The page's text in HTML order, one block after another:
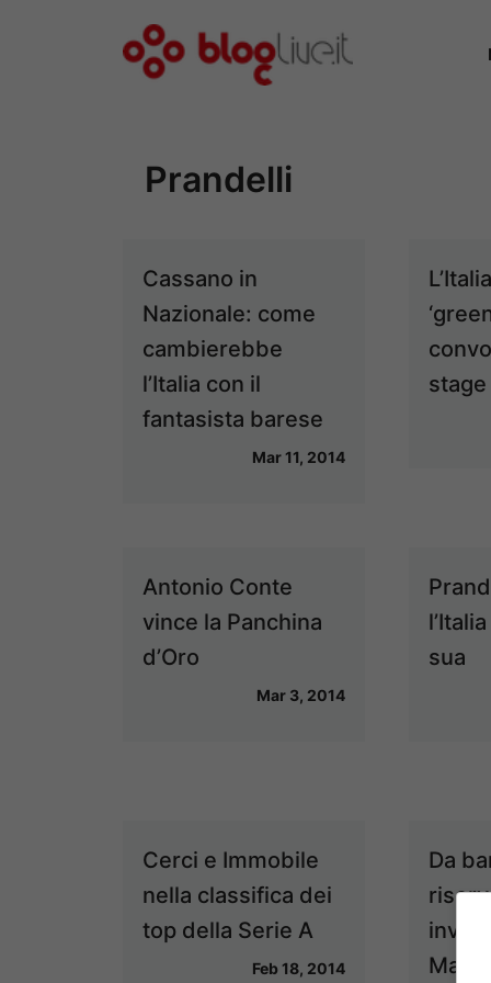
Prandelli
Cassano in
Nazionale: come
cambierebbe
l’Italia con il
fantasista barese
Mar 11, 2014
stage
Antonio Conte
vince la Panchina
d’Oro
Mar 3, 2014
sua
Cerci e Immobile
nella classifica dei
top della Serie A
Feb 18, 2014
Da